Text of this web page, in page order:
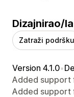
Dizajnirao/
Zatraži podršku
Version 4.1.0•
Added support
Added support